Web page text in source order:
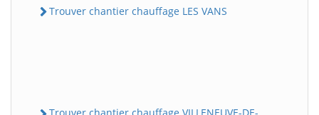
Trouver chantier chauffage LES VANS